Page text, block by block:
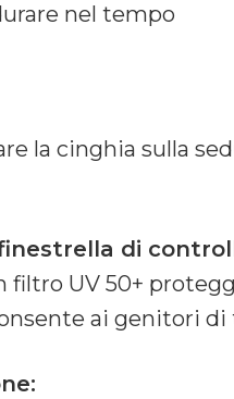
nel tempo
la cinghia sulla
di
UV 50+
ai genitori di